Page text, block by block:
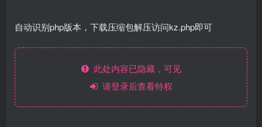
自动识别php版本，下载压缩包解压访问kz.php即可
此处内容已隐藏，可见
请登录后查看特权